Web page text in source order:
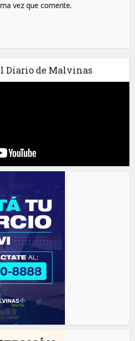
vez que comente.
Diario de Malvinas